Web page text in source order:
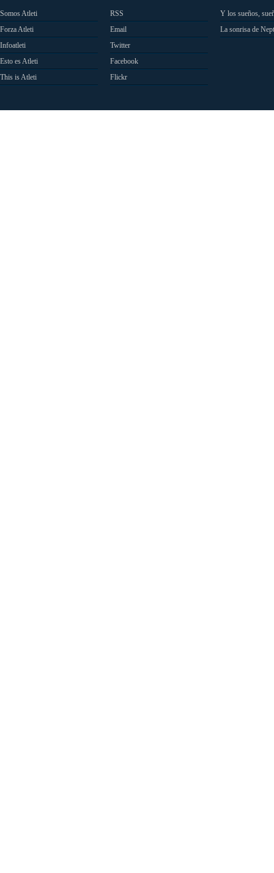
Somos Atleti
Forza Atleti
Infoatleti
Esto es Atleti
This is Atleti
RSS
Email
Twitter
Facebook
Flickr
Y los sueños,
La sonrisa de